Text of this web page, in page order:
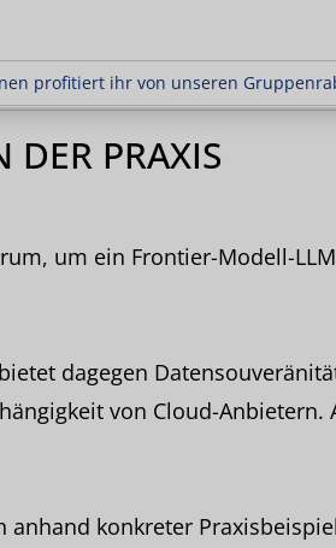
profitiert ihr von unseren
profitiert ihr von unseren
DER PRAXIS
um ein Frontier-Modell-
dagegen
von Cloud-Anbietern.
anhand konkreter